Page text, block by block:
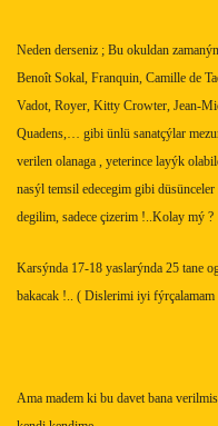
Neden derseniz ; Bu okuldan
Benoît Sokal, Franquin, Camille de
Vadot, Royer, Kitty Crowter, Jean-
Quadens,… gibi ünlü sanatçýlar
verilen olanaga , yeterince layýk
nasýl temsil edecegim gibi düs
degilim, sadece çizerim !..Kolay mý ?
Karsýnda 17-18 yaslarýnda 25 tane
bakacak !.. ( Dislerimi iyi
Ama madem ki bu davet bana verilmis